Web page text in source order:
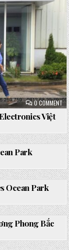
0 COMMENTON
Việt
0 COMMENTON
Park
0 COMMENTON
Ocean Park
0 COMMENTON
Phong Bắc
0 COMMENTON